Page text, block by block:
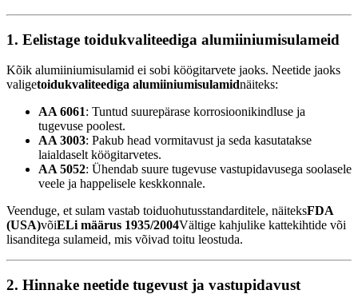
1. Eelistage toidukvaliteediga alumiiniumisulameid
Kõik alumiiniumisulamid ei sobi köögitarvete jaoks. Neetide jaoks
valigetoidukvaliteediga alumiiniumisulamidnäiteks:
AA 6061: Tuntud suurepärase korrosioonikindluse ja
tugevuse poolest.
AA 3003: Pakub head vormitavust ja seda kasutatakse
laialdaselt köögitarvetes.
AA 5052: Ühendab suure tugevuse vastupidavusega soolasele
veele ja happelisele keskkonnale.
Veenduge, et sulam vastab toiduohutusstandarditele, näiteksFDA
(USA)võiELi määrus 1935/2004Vältige kahjulike kattekihtide või
lisanditega sulameid, mis võivad toitu leostuda.
2. Hinnake neetide tugevust ja vastupidavust